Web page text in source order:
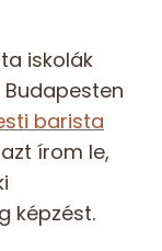
iskolák
barista
írom le,
képzést.